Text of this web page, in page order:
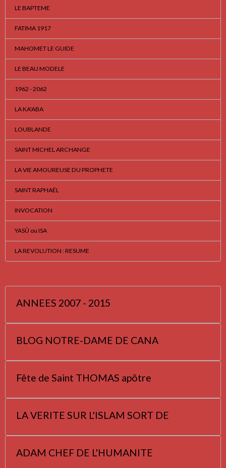
LE BAPTEME
FATIMA 1917
MAHOMET LE GUIDE
LE BEAU MODELE
1962 - 2062
LA KA'ABA
LOUBLANDE
SAINT MICHEL ARCHANGE
LA VIE AMOUREUSE DU PROPHETE
SAINT RAPHAËL
INVOCATION
YASÛ ou ISA
LA REVOLUTION : RESUME
ANNEES 2007 - 2015
BLOG NOTRE-DAME DE CANA
Fête de Saint THOMAS apôtre
LA VERITE SUR L'ISLAM SORT DE
ADAM CHEF DE L'HUMANITE